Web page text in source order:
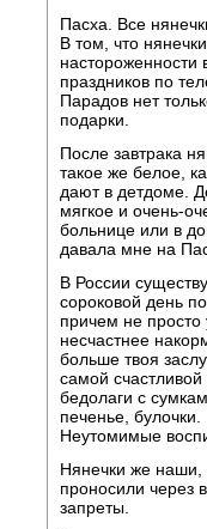
Пасха. Все
В том, что
праздников по
Парадов нет
подарки.
После завтрака
такое же белое,
дают в детдоме.
мягкое и очень-
больнице или в
давала мне на
В России
сороковой день
причем не
несчастнее
больше твоя
самой
бедолаги с
печенье,
Неутомимые
Нянечки же наши,
проносили через
запреты.